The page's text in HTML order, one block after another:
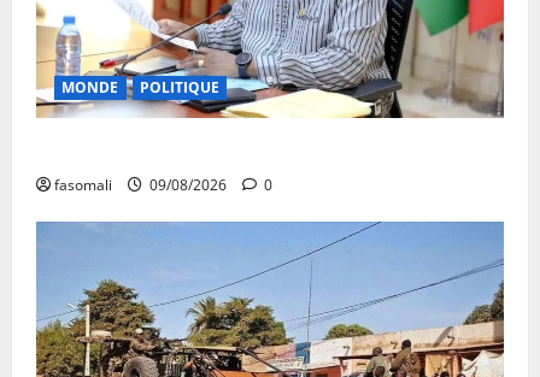
MONDE POLITIQUE
fasomali 09/08/2026 0